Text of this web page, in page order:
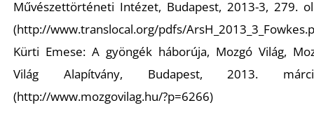
Művészettörténeti Intézet, Budapest, 2013-3, 279.
(http://www.translocal.org/pdfs/
Kürti Emese: A gyöngék háborúja, Mozgó Világ,
Világ Alapítvány, Budapest, 2013.
(http://www.mozgovilag.hu/?p=6266)